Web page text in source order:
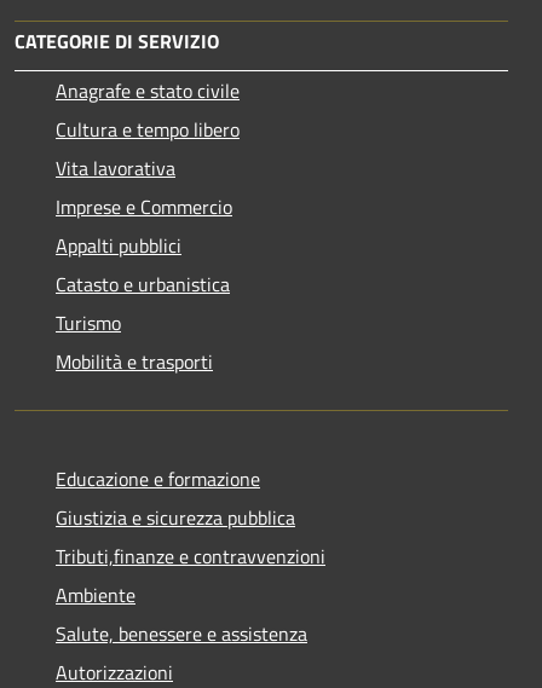
CATEGORIE DI SERVIZIO
Anagrafe e stato civile
Cultura e tempo libero
Vita lavorativa
Imprese e Commercio
Appalti pubblici
Catasto e urbanistica
Turismo
Mobilità e trasporti
Educazione e formazione
Giustizia e sicurezza pubblica
Tributi,finanze e contravvenzioni
Ambiente
Salute, benessere e assistenza
Autorizzazioni